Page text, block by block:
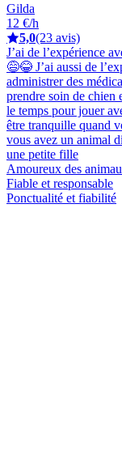
Gilda
12 €/h
5,0(23 avis)
J’ai de l’expérience
😅😂 J’ai aussi de
administrer des
prendre soin de chien
le temps pour jouer
être tranquille quand
vous avez un animal
une petite fille
Amoureux des
Fiable et responsable
Ponctualité et fiabilité